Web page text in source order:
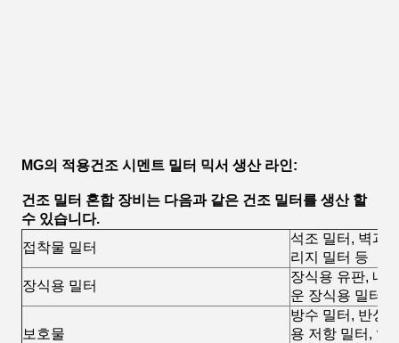
MG의 적용건조 시멘트 밀터 믹서 생산 라인:
건조 밀터 혼합 장비는 다음과 같은 건조 밀터를 생산 할
수 있습니다.
접착물 밀터
석조 밀터, 벽과
리지 밀터 등
장식용 밀터
장식용 유판, 내
운 장식용 밀터
보호물
방수 밀터, 반성
용 저항 밀터, 열